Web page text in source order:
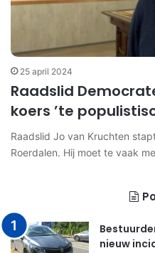
25 april 2024
Raadslid
koers ’te
Raadslid Jo van Kruchten
Roerdalen. Hij moet te vaak
nieuw